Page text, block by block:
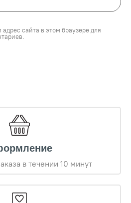
сайта в этом браузере для
в течении 10 минут